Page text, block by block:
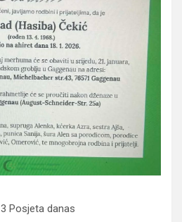
3 Posjeta danas